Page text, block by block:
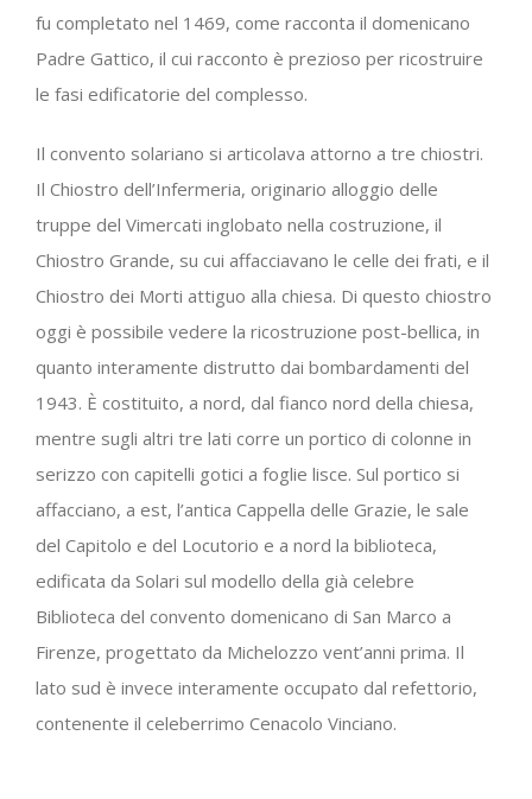
fu completato nel 1469, come racconta il domenicano
Padre Gattico, il cui racconto è prezioso per ricostruire
le fasi edificatorie del complesso.
Il convento solariano si articolava attorno a tre chiostri.
Il Chiostro dell’Infermeria, originario alloggio delle
truppe del Vimercati inglobato nella costruzione, il
Chiostro Grande, su cui affacciavano le celle dei frati, e il
Chiostro dei Morti attiguo alla chiesa. Di questo chiostro
oggi è possibile vedere la ricostruzione post-bellica, in
quanto interamente distrutto dai bombardamenti del
1943. È costituito, a nord, dal fianco nord della chiesa,
mentre sugli altri tre lati corre un portico di colonne in
serizzo con capitelli gotici a foglie lisce. Sul portico si
affacciano, a est, l’antica Cappella delle Grazie, le sale
del Capitolo e del Locutorio e a nord la biblioteca,
edificata da Solari sul modello della già celebre
Biblioteca del convento domenicano di San Marco a
Firenze, progettato da Michelozzo vent’anni prima. Il
lato sud è invece interamente occupato dal refettorio,
contenente il celeberrimo Cenacolo Vinciano.